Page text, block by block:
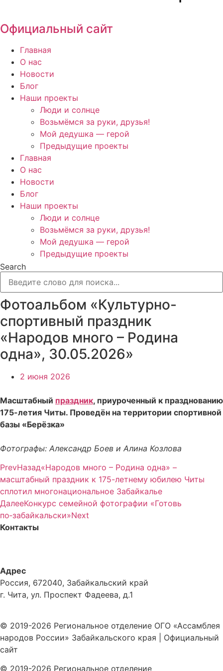
Официальный сайт
Главная
О нас
Новости
Блог
Наши проекты
Люди и солнце
Возьмёмся за руки, друзья!
Мой дедушка — герой
Предыдущие проекты
Главная
О нас
Новости
Блог
Наши проекты
Люди и солнце
Возьмёмся за руки, друзья!
Мой дедушка — герой
Предыдущие проекты
Search
Фотоальбом «Культурно-
спортивный праздник
«Народов много – Родина
одна», 30.05.2026»
2 июня 2026
Масштабный праздник, приуроченный к празднованию
175-летия Читы. Проведён на территории спортивной
базы «Берёзка»
Фотографы: Александр Боев и Алина Козлова
PrevНазад«Народов много – Родина одна» –
масштабный праздник к 175-летнему юбилею Читы
сплотил многонациональное Забайкалье
ДалееКонкурс семейной фотографии «Готовь
по‑забайкальски»Next
Контакты
Адрес
Россия, 672040, Забайкальский край
г. Чита, ул. Проспект Фадеева, д.1
© 2019-2026 Региональное отделение ОГО «Ассамблея
народов России» Забайкальского края | Официальный
сайт
© 2019-2026 Региональное отделение